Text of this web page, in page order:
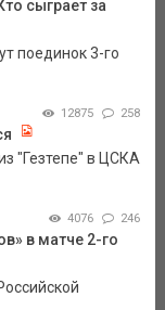
сыграет за
поединок 3-го
12875 258
"Гезтепе" в ЦСКА
4076 246
в матче 2-го